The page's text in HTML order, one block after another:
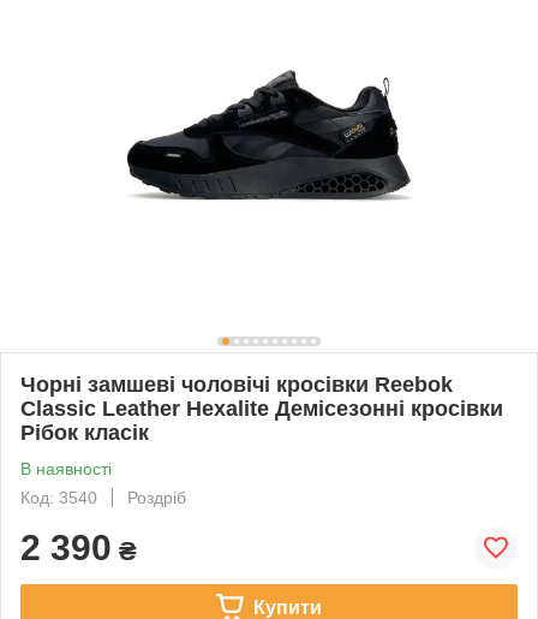
Чорні замшеві чоловічі кросівки Reebok
Classic Leather Hexalite Демісезонні кросівки
Рібок класік
В наявності
Код: 3540
Роздріб
2 390 ₴
Купити